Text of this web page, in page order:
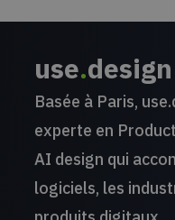
use.design
Basée à Paris,
experte en
AI design qui
logiciels, les